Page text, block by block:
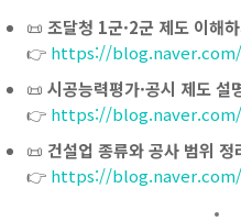
📜 조달청 1군·2군 제도 이해
👉 https://
📜 시공능력평가·공시 제도 설
👉 https://
📜 건설업 종류와 공사 범위 정
👉 https://blog.naver.com/